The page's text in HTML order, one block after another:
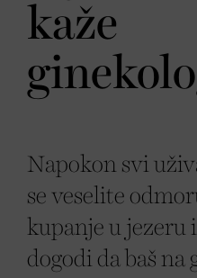
kaže
Napokon svi
se veselite
kupanje u jezeru
dogodi da baš